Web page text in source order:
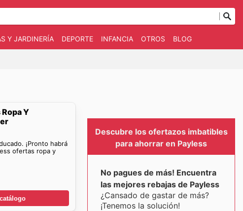
Y JARDINERÍA DEPORTE INFANCIA OTROS BLOG
Y
¡Pronto habrá
ofertas ropa y
Descubre los ofertazos imbatibles
para ahorrar en Payless
No pagues de más! Encuentra
las mejores rebajas de Payless
¿Cansado de gastar de más?
¡Tenemos la solución!